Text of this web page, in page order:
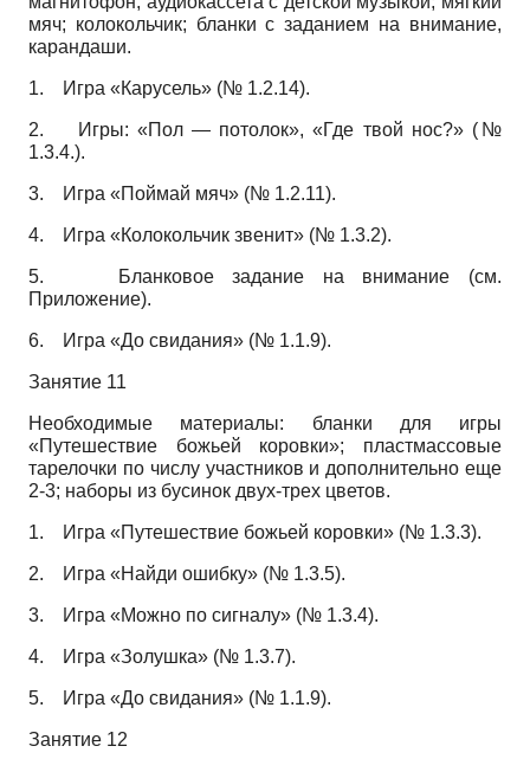
мяч; колокольчик; бланки с заданием на внимание,
карандаши.
1. Игра «Карусель» (№ 1.2.14).
2.
Игры: «Пол — потолок», «Где твой нос?» (№
1.3.4.).
3. Игра «Поймай мяч» (№ 1.2.11).
4. Игра «Колокольчик звенит» (№ 1.3.2).
5.
Бланковое задание на внимание (см.
Приложение).
6. Игра «До свидания» (№ 1.1.9).
Занятие 11
Необходимые материалы: бланки для игры
«Путешествие божьей коровки»; пластмассовые
тарелочки по числу участников и дополнительно еще
2-3; наборы из бусинок двух-трех цветов.
1. Игра «Путешествие божьей коровки» (№ 1.3.3).
2. Игра «Найди ошибку» (№ 1.3.5).
3. Игра «Можно по сигналу» (№ 1.3.4).
4. Игра «Золушка» (№ 1.3.7).
5. Игра «До свидания» (№ 1.1.9).
Занятие 12